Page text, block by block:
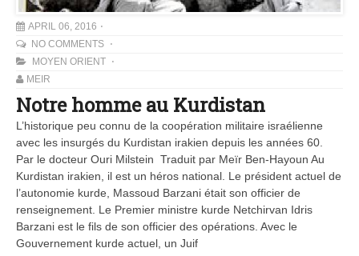
APRIL 06, 2016
NO COMMENTS
MOYEN ORIENT
MEIR
Notre homme au Kurdistan
L’historique peu connu de la coopération militaire israélienne
avec les insurgés du Kurdistan irakien depuis les années 60.
Par le docteur Ouri Milstein Traduit par Meïr Ben-Hayoun Au
Kurdistan irakien, il est un héros national. Le président actuel de
l’autonomie kurde, Massoud Barzani était son officier de
renseignement. Le Premier ministre kurde Netchirvan Idris
Barzani est le fils de son officier des opérations. Avec le
Gouvernement kurde actuel, un Juif